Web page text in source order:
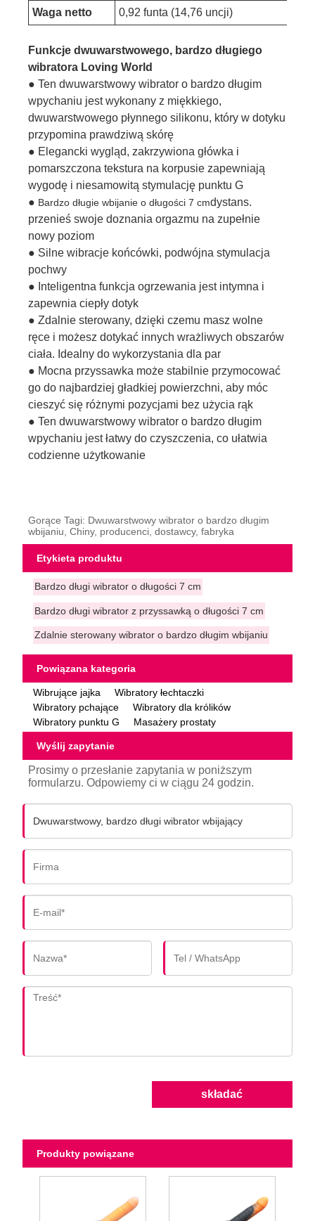
Waga netto 0,92 funta (14,76 uncji)
Funkcje dwuwarstwowego, bardzo długiego
wibratora Loving World
● Ten dwuwarstwowy wibrator o bardzo długim
wpychaniu jest wykonany z miękkiego,
dwuwarstwowego płynnego silikonu, który w dotyku
przypomina prawdziwą skórę
● Elegancki wygląd, zakrzywiona główka i
pomarszczona tekstura na korpusie zapewniają
wygodę i niesamowitą stymulację punktu G
● Bardzo długie wbijanie o długości 7 cmdystans.
przenieś swoje doznania orgazmu na zupełnie
nowy poziom
● Silne wibracje końcówki, podwójna stymulacja
pochwy
● Inteligentna funkcja ogrzewania jest intymna i
zapewnia ciepły dotyk
● Zdalnie sterowany, dzięki czemu masz wolne
ręce i możesz dotykać innych wrażliwych obszarów
ciała. Idealny do wykorzystania dla par
● Mocna przyssawka może stabilnie przymocować
go do najbardziej gładkiej powierzchni, aby móc
cieszyć się różnymi pozycjami bez użycia rąk
● Ten dwuwarstwowy wibrator o bardzo długim
wpychaniu jest łatwy do czyszczenia, co ułatwia
codzienne użytkowanie
Gorące Tagi: Dwuwarstwowy wibrator o bardzo długim
wbijaniu, Chiny, producenci, dostawcy, fabryka
Etykieta produktu
Bardzo długi wibrator o długości 7 cm
Bardzo długi wibrator z przyssawką o długości 7 cm
Zdalnie sterowany wibrator o bardzo długim wbijaniu
Powiązana kategoria
Wibrujące jajka
Wibratory łechtaczki
Wibratory pchające
Wibratory dla królików
Wibratory punktu G
Masażery prostaty
Wyślij zapytanie
Prosimy o przesłanie zapytania w poniższym
formularzu. Odpowiemy ci w ciągu 24 godzin.
składać
Produkty powiązane